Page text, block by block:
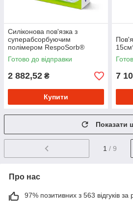
Силіконова пов'язка з
суперабсорбуючим
полімером RespoSorb®
Silicone 12,5см х 12,5см,
10шт/уп
Готово до відправки
2 882,52 ₴
Купити
7
Показати
1 / 9
Про нас
97% позитивних з 563 відгуків за